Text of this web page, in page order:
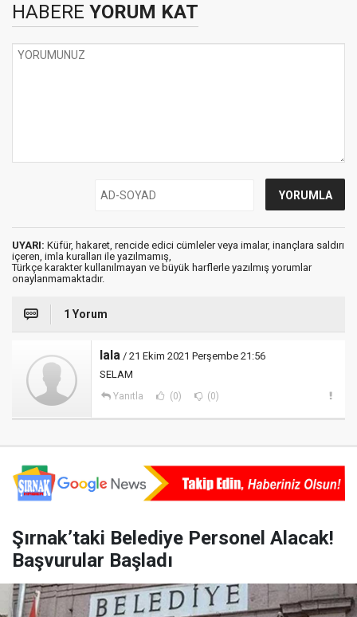
HABERE YORUM KAT
UYARI: Küfür, hakaret, rencide edici cümleler veya imalar, inançlara saldırı
içeren, imla kuralları ile yazılmamış,
Türkçe karakter kullanılmayan ve büyük harflerle yazılmış yorumlar
onaylanmamaktadır.
1 Yorum
lala / 21 Ekim 2021 Perşembe 21:56
SELAM
Yanıtla (0) (0)
Şırnak’taki Belediye Personel Alacak!
Başvurular Başladı